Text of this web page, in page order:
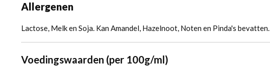
Allergenen
Lactose, Melk en Soja. Kan Amandel, Hazelnoot, Noten en Pinda's bevatten.
Voedingswaarden (per 100g/ml)